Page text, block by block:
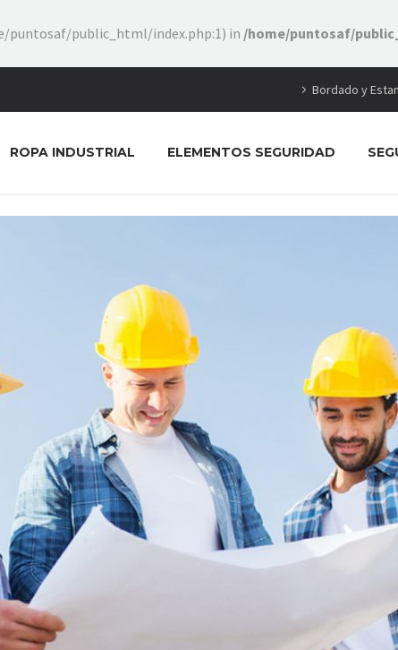
puntosaf/public_html/index.php:1) in /home/puntosaf/
Bordado y
ROPA INDUSTRIAL ELEMENTOS SEGURIDAD